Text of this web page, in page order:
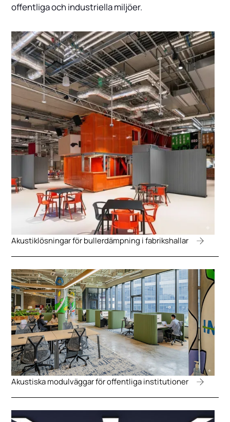
offentliga och industriella miljöer.
Akustiklösningar för bullerdämpning i fabrikshallar
Akustiska modulväggar för offentliga institutioner